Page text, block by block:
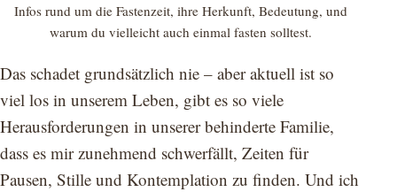
Infos rund um die Fastenzeit, ihre Herkunft, Bedeutung, und
warum du vielleicht auch einmal fasten solltest.
Das schadet grundsätzlich nie – aber aktuell ist so
viel los in unserem Leben, gibt es so viele
Herausforderungen in unserer behinderte Familie,
dass es mir zunehmend schwerfällt, Zeiten für
Pausen, Stille und Kontemplation zu finden. Und ich